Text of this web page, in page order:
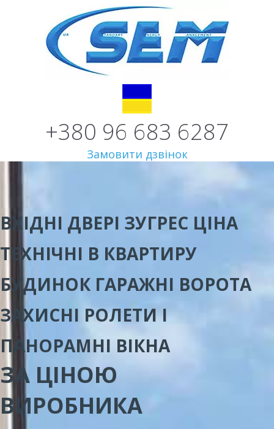
+380 96 683 6287
Замовити дзвінок
ВХІДНІ ДВЕРІ ЗУГРЕС ЦІНА
ТЕХНІЧНІ В КВАРТИРУ
БУДИНОК ГАРАЖНІ ВОРОТА
ЗАХИСНІ РОЛЕТИ І
ПАНОРАМНІ ВІКНА
ЗА ЦІНОЮ
ВИРОБНИКА